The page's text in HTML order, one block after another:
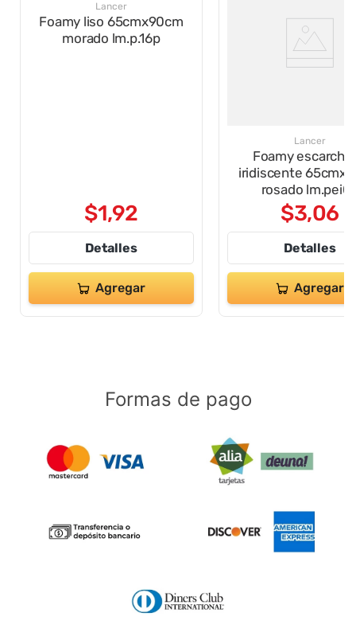
Lancer
Foamy liso 65cmx90cm
morado lm.p.16p
$1,92
Detalles
Agregar
Lancer
Foamy
iridiscente
rosado
$3,06
Detalles
Agregar
Formas de pago